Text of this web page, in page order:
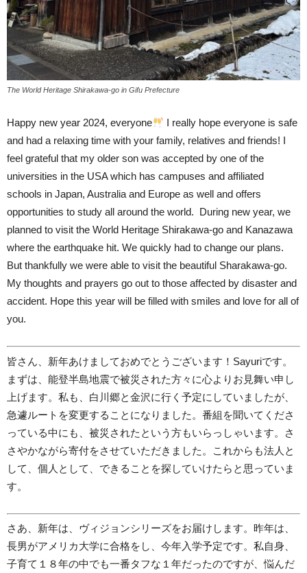
The World Heritage Shirakawa-go in Gifu Prefecture
Happy new year 2024, everyone
I really hope everyone is safe
and had a relaxing time with your family, relatives and friends! I
feel grateful that my older son was accepted by one of the
universities in the USA which has campuses and affiliated
schools in Japan, Australia and Europe as well and offers
opportunities to study all around the world. During new year, we
planned to visit the World Heritage Shirakawa-go and Kanazawa
where the earthquake hit. We quickly had to change our plans.
But thankfully we were able to visit the beautiful Sharakawa-go.
My thoughts and prayers go out to those affected by disaster and
accident. Hope this year will be filled with smiles and love for all of
you.
皆さん、新年あけましておめでとうございます！Sayuriです。
まずは、能登半島地震で被災された方々に心よりお見舞い申し
上げます。私も、白川郷と金沢に行く予定にしていましたが、
急遽ルートを変更することになりました。番組を聞いてくださ
っている中にも、被災されたという方もいらっしゃいます。さ
さやかながら寄付をさせていただきました。これからも法人と
して、個人として、できることを探していけたらと思っていま
す。
さあ、新年は、ヴィジョンシリーズをお届けします。昨年は、
長男がアメリカ大学に合格をし、今年入学予定です。私自身、
子育て１８年の中でも一番タフな１年だったのですが、悩んだ